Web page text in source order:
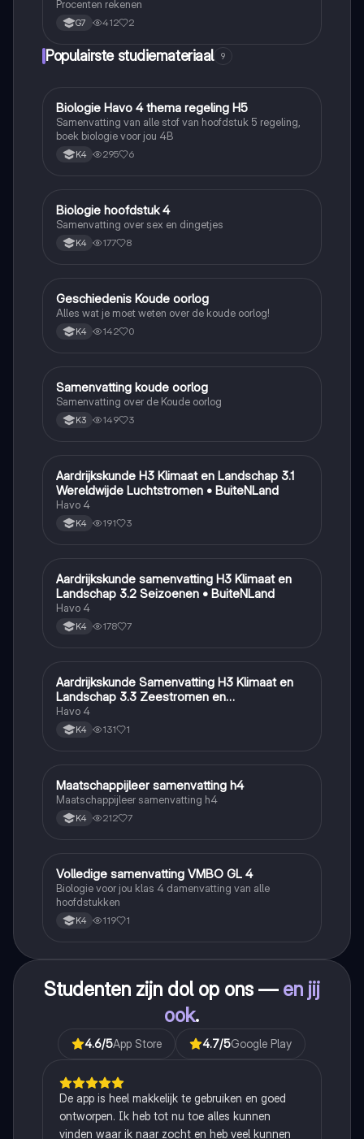
Procenten rekenen
G7 412 2
Populairste studiemateriaal 9
Biologie
Biologie Havo 4 thema regeling H5
Samenvatting van alle stof van hoofdstuk 5 regeling,
boek biologie voor jou 4B
K4 295 6
Biologie
Biologie hoofdstuk 4
Samenvatting over sex en dingetjes
K4 177 8
Geschiedenis
Geschiedenis Koude oorlog
Alles wat je moet weten over de koude oorlog!
K4 142 0
Geschiedenis
Samenvatting koude oorlog
Samenvatting over de Koude oorlog
K3 149 3
Aardrijkskunde
Aardrijkskunde H3 Klimaat en Landschap 3.1
Wereldwijde Luchtstromen • BuiteNLand
Havo 4
K4 191 3
Aardrijkskunde
Aardrijkskunde samenvatting H3 Klimaat en
Landschap 3.2 Seizoenen • BuiteNLand
Havo 4
K4 178 7
Aardrijkskunde
Aardrijkskunde Samenvatting H3 Klimaat en
Landschap 3.3 Zeestromen en
Klimaatgebieden • BuiteNLand
Havo 4
K4 131 1
Maatschappijleer
Maatschappijleer samenvatting h4
Maatschappijleer samenvatting h4
K4 212 7
Biologie
Volledige samenvatting VMBO GL 4
Biologie voor jou klas 4 damenvatting van alle
hoofdstukken
K4 119 1
Studenten zijn dol op ons — en jij
ook.
4.6/5App Store 4.7/5Google Play
De app is heel makkelijk te gebruiken en goed
ontworpen. Ik heb tot nu toe alles kunnen
vinden waar ik naar zocht en heb veel kunnen